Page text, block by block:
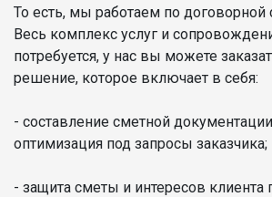
То есть, мы работаем по договорной
Весь комплекс услуг и
потребуется, у нас вы можете
решение, которое включает в себя:
- составление сметной
оптимизация под запросы заказчика;
- защита сметы и интересов клиента